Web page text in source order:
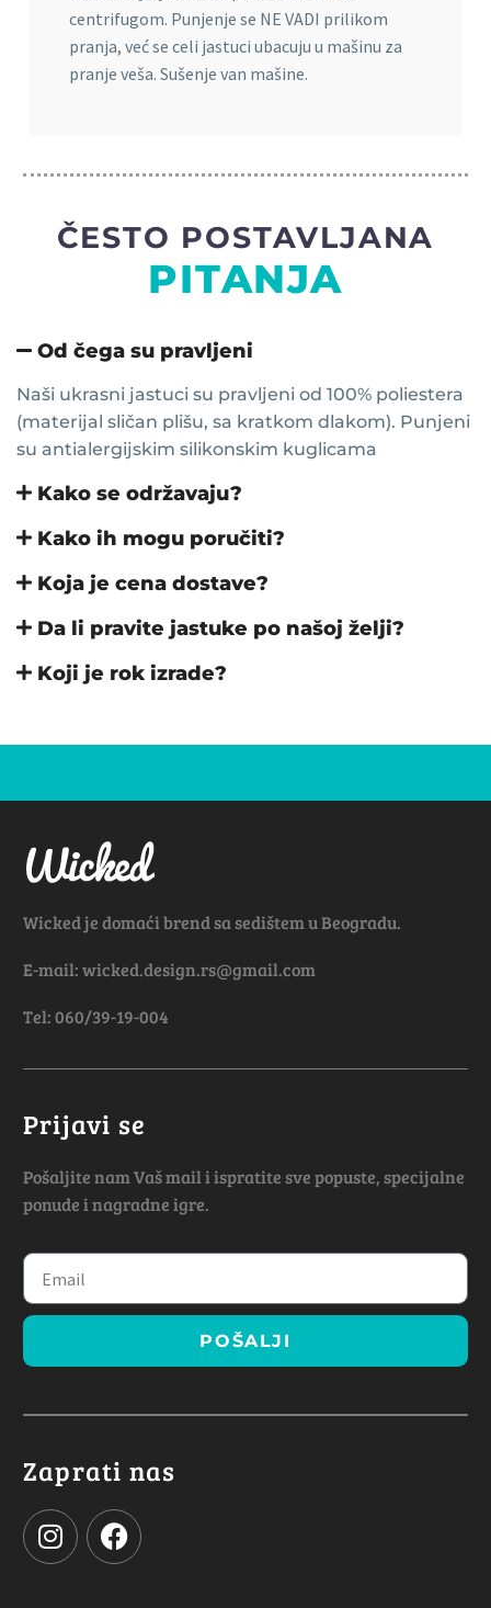
centrifugom. Punjenje se NE VADI prilikom
pranja, već se celi jastuci ubacuju u mašinu za
pranje veša. Sušenje van mašine.
ČESTO POSTAVLJANA
PITANJA
Od čega su pravljeni
Naši ukrasni jastuci su pravljeni od 100% poliestera
(materijal sličan plišu, sa kratkom dlakom). Punjeni
su antialergijskim silikonskim kuglicama
Kako se održavaju?
Kako ih mogu poručiti?
Koja je cena dostave?
Da li pravite jastuke po našoj želji?
Koji je rok izrade?
Wicked je domaći brend sa sedištem u Beogradu.
E-mail: wicked.design.rs@gmail.com
Tel: 060/39-19-004
Prijavi se
Pošaljite nam Vaš mail i ispratite sve popuste, specijalne
ponude i nagradne igre.
POŠALJI
Zaprati nas